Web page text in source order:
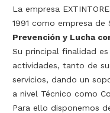
La empresa
1991 como empresa de
Prevención y Lucha
Su principal finalidad
actividades, tanto de
servicios, dando un
a nivel Técnico como
Para ello disponemos